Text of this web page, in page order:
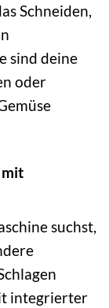
Schneiden,
sind deine
oder
mit
suchst,
integrierter